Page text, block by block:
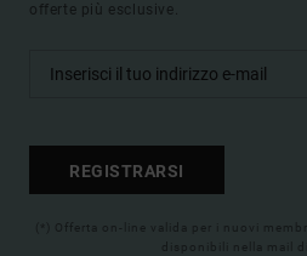
offerte più esclusive.
REGISTRARSI
(*) Offerta on-line valida per i nuovi
disponibili nella mail